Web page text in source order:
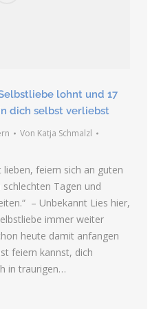
lohnt und 17
dich selbst verliebst
Von Katja Schmalzl
lieben, feiern sich an guten
Tagen und
– Unbekannt Lies hier,
immer weiter
heute damit anfangen
feiern kannst, dich
in traurigen…